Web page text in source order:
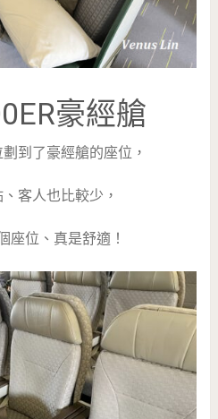
豪經艙
到了豪經艙的座位，
客人也比較少，
座位、真是舒適！